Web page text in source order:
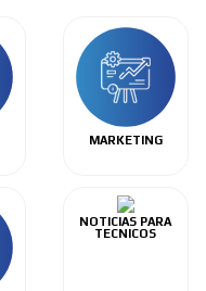
MARKETING
NOTICIAS PARA
TECNICOS